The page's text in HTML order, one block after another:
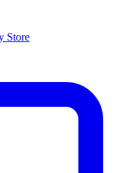
Store